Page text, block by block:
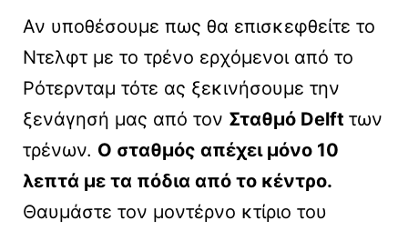
Αν υποθέσουμε πως θα επισκεφθείτε το
Ντελφτ με το τρένο ερχόμενοι από το
Ρότερνταμ τότε ας ξεκινήσουμε την
ξενάγησή μας από τον Σταθμό Delft των
τρένων. Ο σταθμός απέχει μόνο 10
λεπτά με τα πόδια από το κέντρο.
Θαυμάστε τον μοντέρνο κτίριο του